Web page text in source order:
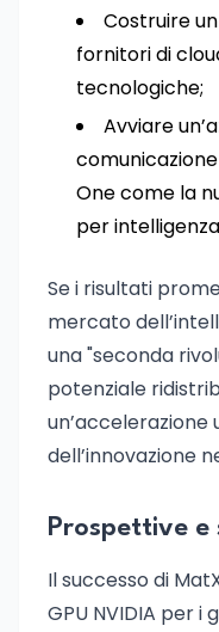
Costruire
fornitori di
tecnologiche;
Avviare
One come la
per
Se i risultati
mercato
una "seconda
potenziale
dell’innovazione
Prospettive
Il successo di
GPU NVIDIA per i